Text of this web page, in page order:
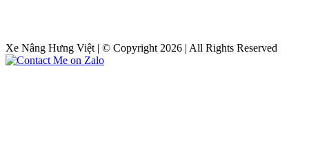
Xe Nâng Hưng Việt | © Copyright 2026 | All Rights Reserved